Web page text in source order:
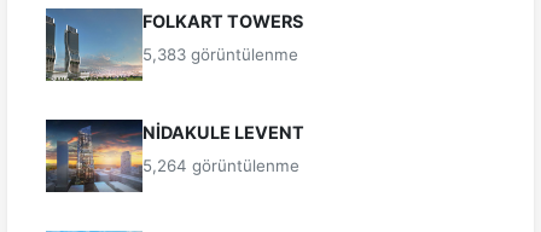
FOLKART TOWERS
5,383 görüntülenme
NİDAKULE LEVENT
5,264 görüntülenme